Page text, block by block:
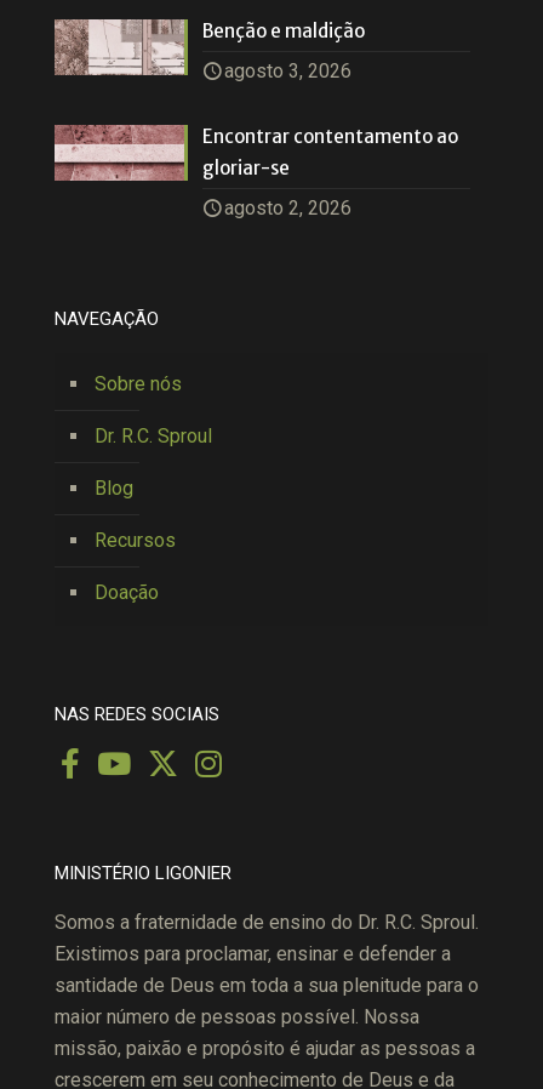
Benção e maldição
agosto 3, 2026
Encontrar contentamento ao
gloriar-se
agosto 2, 2026
NAVEGAÇÃO
Sobre nós
Dr. R.C. Sproul
Blog
Recursos
Doação
NAS REDES SOCIAIS
MINISTÉRIO LIGONIER
Somos a fraternidade de ensino do Dr. R.C. Sproul.
Existimos para proclamar, ensinar e defender a
santidade de Deus em toda a sua plenitude para o
maior número de pessoas possível. Nossa
missão, paixão e propósito é ajudar as pessoas a
crescerem em seu conhecimento de Deus e da